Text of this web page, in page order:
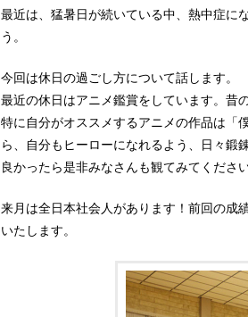
最近は、猛暑日が続いている中、熱中症に
う。
今回は休日の過ごし方について話します。
最近の休日はアニメ鑑賞をしています。昔
特に自分がオススメするアニメの作品は「
ら、自分もヒーローになれるよう、日々鍛
良かったら是非みなさんも観てみてください
来月は全日本社会人があります！前回の成
いたします。